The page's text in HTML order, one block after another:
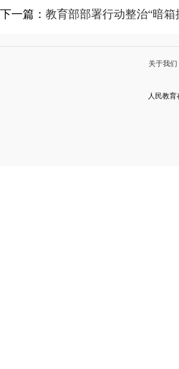
下一篇： 教育部部署行动整治“暗箱
关于我们
人民教